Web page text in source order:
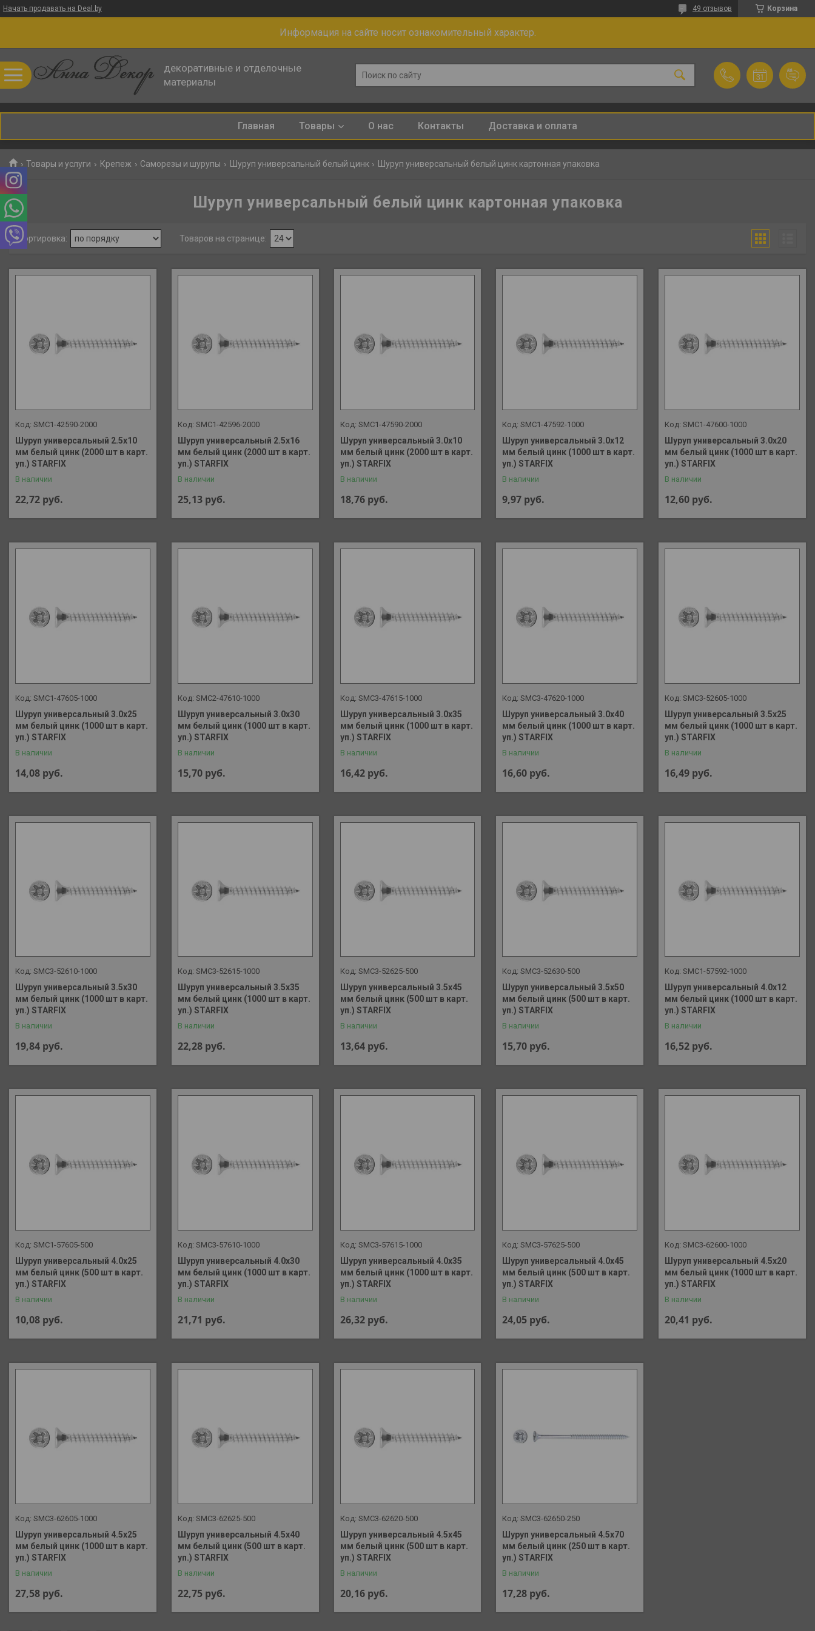
Начать продавать на Deal.by Корзина
49 отзывов
Информация на сайте носит ознакомительный характер.
декоративные и отделочные
материалы
Главная Товары О нас Контакты Доставка и оплата
Товары и услуги Крепеж Саморезы и шурупы Шуруп универсальный белый цинк Шуруп универсальный белый цинк картонная упаковка
Шуруп универсальный белый цинк картонная упаковка
SMC1-42590-2000
Шуруп универсальный 2.5х10
мм белый цинк (2000 шт в карт.
уп.) STARFIX
В наличии
22,72 руб.
SMC1-42596-2000
Шуруп универсальный 2.5х16
мм белый цинк (2000 шт в карт.
уп.) STARFIX
В наличии
25,13 руб.
SMC1-47590-2000
Шуруп универсальный 3.0х10
мм белый цинк (2000 шт в карт.
уп.) STARFIX
В наличии
18,76 руб.
SMC1-47592-1000
Шуруп универсальный 3.0х12
мм белый цинк (1000 шт в карт.
уп.) STARFIX
В наличии
9,97 руб.
SMC1-47600-1000
Шуруп универсальный 3.0х20
мм белый цинк (1000 шт в карт.
уп.) STARFIX
В наличии
12,60 руб.
SMC1-47605-1000
Шуруп универсальный 3.0х25
мм белый цинк (1000 шт в карт.
уп.) STARFIX
В наличии
14,08 руб.
SMC2-47610-1000
Шуруп универсальный 3.0х30
мм белый цинк (1000 шт в карт.
уп.) STARFIX
В наличии
15,70 руб.
SMC3-47615-1000
Шуруп универсальный 3.0х35
мм белый цинк (1000 шт в карт.
уп.) STARFIX
В наличии
16,42 руб.
SMC3-47620-1000
Шуруп универсальный 3.0х40
мм белый цинк (1000 шт в карт.
уп.) STARFIX
В наличии
16,60 руб.
SMC3-52605-1000
Шуруп универсальный 3.5х25
мм белый цинк (1000 шт в карт.
уп.) STARFIX
В наличии
16,49 руб.
SMC3-52610-1000
Шуруп универсальный 3.5х30
мм белый цинк (1000 шт в карт.
уп.) STARFIX
В наличии
19,84 руб.
SMC3-52615-1000
Шуруп универсальный 3.5х35
мм белый цинк (1000 шт в карт.
уп.) STARFIX
В наличии
22,28 руб.
SMC3-52625-500
Шуруп универсальный 3.5х45
мм белый цинк (500 шт в карт.
уп.) STARFIX
В наличии
13,64 руб.
SMC3-52630-500
Шуруп универсальный 3.5х50
мм белый цинк (500 шт в карт.
уп.) STARFIX
В наличии
15,70 руб.
SMC1-57592-1000
Шуруп универсальный 4.0х12
мм белый цинк (1000 шт в карт.
уп.) STARFIX
В наличии
16,52 руб.
SMC1-57605-500
Шуруп универсальный 4.0х25
мм белый цинк (500 шт в карт.
уп.) STARFIX
В наличии
10,08 руб.
SMC3-57610-1000
Шуруп универсальный 4.0х30
мм белый цинк (1000 шт в карт.
уп.) STARFIX
В наличии
21,71 руб.
SMC3-57615-1000
Шуруп универсальный 4.0х35
мм белый цинк (1000 шт в карт.
уп.) STARFIX
В наличии
26,32 руб.
SMC3-57625-500
Шуруп универсальный 4.0х45
мм белый цинк (500 шт в карт.
уп.) STARFIX
В наличии
24,05 руб.
SMC3-62600-1000
Шуруп универсальный 4.5х20
мм белый цинк (1000 шт в карт.
уп.) STARFIX
В наличии
20,41 руб.
SMC3-62605-1000
Шуруп универсальный 4.5х25
мм белый цинк (1000 шт в карт.
уп.) STARFIX
В наличии
27,58 руб.
SMC3-62625-500
Шуруп универсальный 4.5х40
мм белый цинк (500 шт в карт.
уп.) STARFIX
В наличии
22,75 руб.
SMC3-62620-500
Шуруп универсальный 4.5х45
мм белый цинк (500 шт в карт.
уп.) STARFIX
В наличии
20,16 руб.
SMC3-62650-250
Шуруп универсальный 4.5х70
мм белый цинк (250 шт в карт.
уп.) STARFIX
В наличии
17,28 руб.